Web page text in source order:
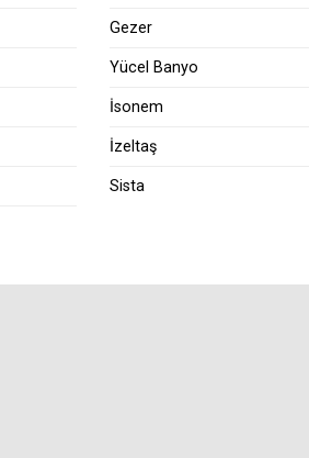
Gezer
Yücel Banyo
İsonem
İzeltaş
Sista